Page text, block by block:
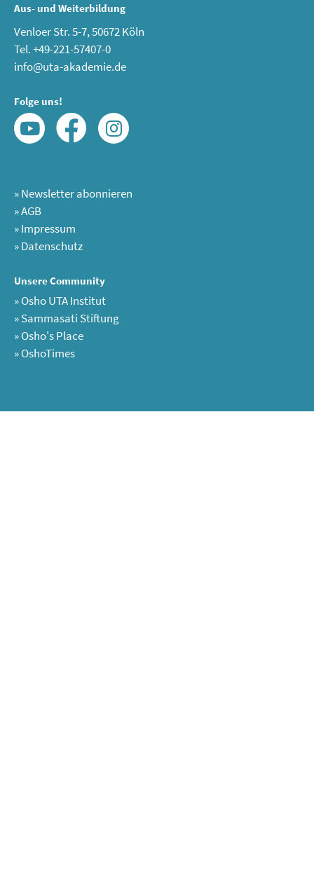
Aus- und Weiterbildung
Venloer Str. 5-7, 50672 Köln
Tel. +49-221-57407-0
info@uta-akademie.de
Folge uns!
»Newsletter abonnieren
»AGB
»Impressum
»Datenschutz
Unsere Community
»Osho UTA Institut
»Sammasati Stiftung
»Osho's Place
»OshoTimes